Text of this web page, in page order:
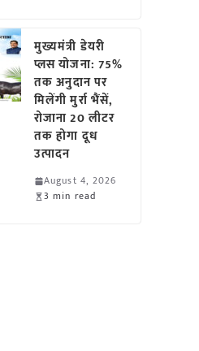
मुख्यमंत्री डेयरी
प्लस योजना: 75%
तक अनुदान पर
मिलेंगी मुर्रा भैंसें,
रोजाना 20 लीटर
तक होगा दूध
उत्पादन
August 4, 2026
3 min read